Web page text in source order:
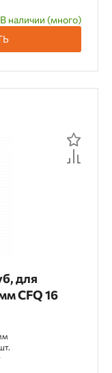
В наличии (много)
для
CFQ 16